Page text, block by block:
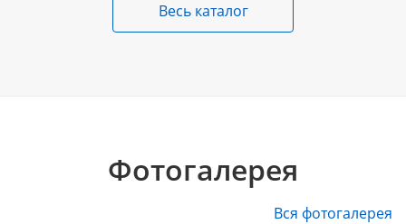
Весь каталог
Фотогалерея
Вся фотогалерея